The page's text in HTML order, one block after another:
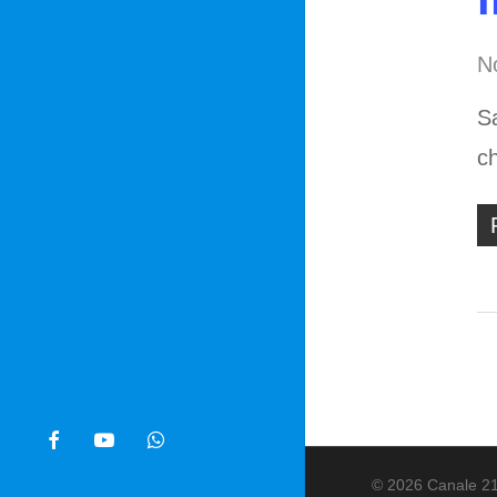
facebookyoutubewhatsapp
© 2026 Canale